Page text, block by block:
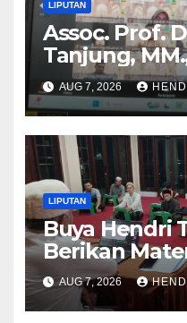
LIPUTAN
Assoc. Prof.
Tanjung,
Pemateri
Sains
Islamisasi
AUG 7, 2026
LIPUTAN
Buya Hendri
Berikan
Sekolah
Ta’aruf Al
AUG 7, 2026